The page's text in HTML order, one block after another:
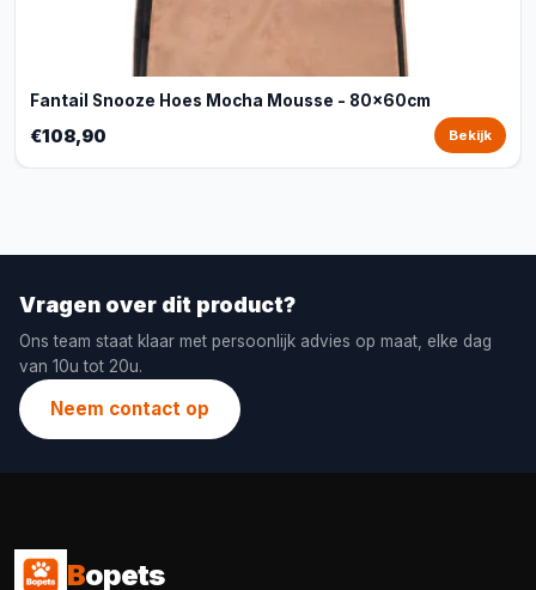
Fantail Snooze Hoes Mocha Mousse - 80x60cm
€108,90 Bekijk
Vragen over dit product?
Ons team staat klaar met persoonlijk advies op maat, elke dag
van 10u tot 20u.
Neem contact op
Bopets